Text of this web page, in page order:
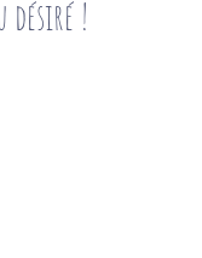
désiré !